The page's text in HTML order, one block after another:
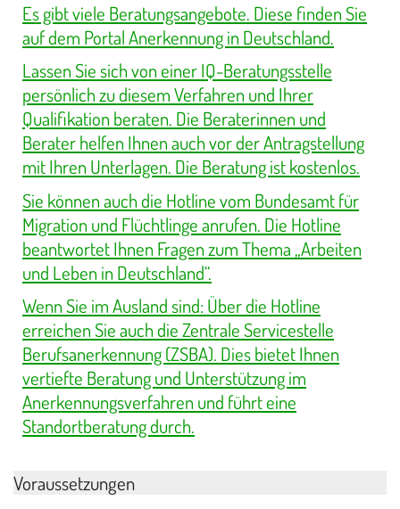
Es gibt viele Beratungsangebote. Diese finden Sie
auf dem Portal Anerkennung in Deutschland.
Lassen Sie sich von einer IQ-Beratungsstelle
persönlich zu diesem Verfahren und Ihrer
Qualifikation beraten. Die Beraterinnen und
Berater helfen Ihnen auch vor der Antragstellung
mit Ihren Unterlagen. Die Beratung ist kostenlos.
Sie können auch die Hotline vom Bundesamt für
Migration und Flüchtlinge anrufen. Die Hotline
beantwortet Ihnen Fragen zum Thema „Arbeiten
und Leben in Deutschland“.
Wenn Sie im Ausland sind: Über die Hotline
erreichen Sie auch die Zentrale Servicestelle
Berufsanerkennung (ZSBA). Dies bietet Ihnen
vertiefte Beratung und Unterstützung im
Anerkennungsverfahren und führt eine
Standortberatung durch.
Voraussetzungen